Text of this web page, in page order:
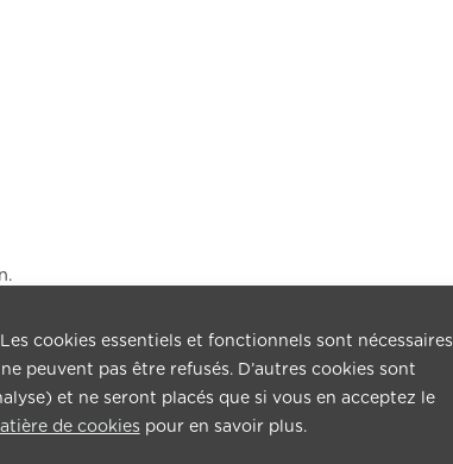
cookies essentiels et fonctionnels sont nécessaires
peuvent pas être refusés. D’autres cookies sont
et ne seront placés que si vous en acceptez le
de cookies pour en savoir plus.